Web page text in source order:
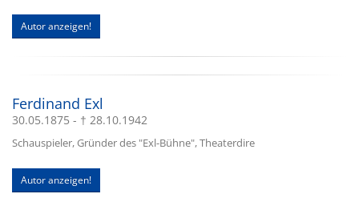
Autor anzeigen!
Ferdinand Exl
30.05.1875 - † 28.10.1942
Schauspieler, Gründer des "Exl-Bühne", Theaterdire
Autor anzeigen!